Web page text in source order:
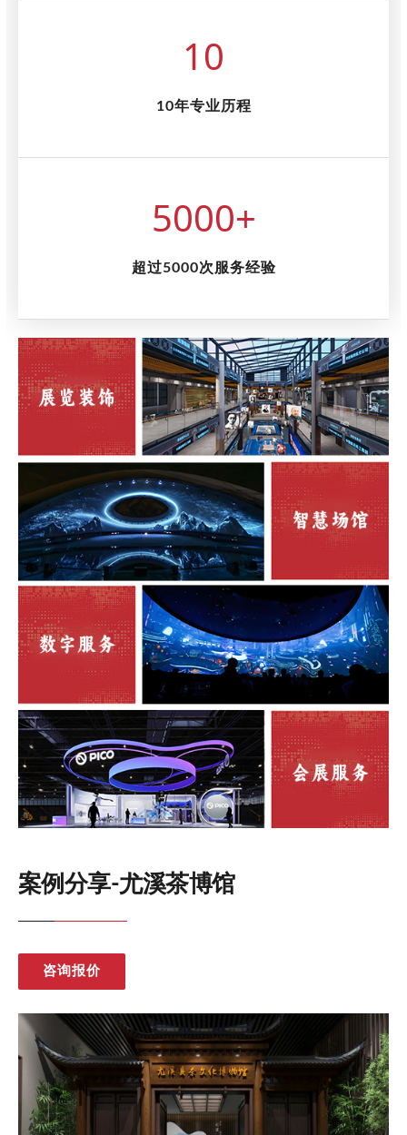
10
10年专业历程
5000+
超过5000次服务经验
案例分享-尤溪茶博馆
咨询报价